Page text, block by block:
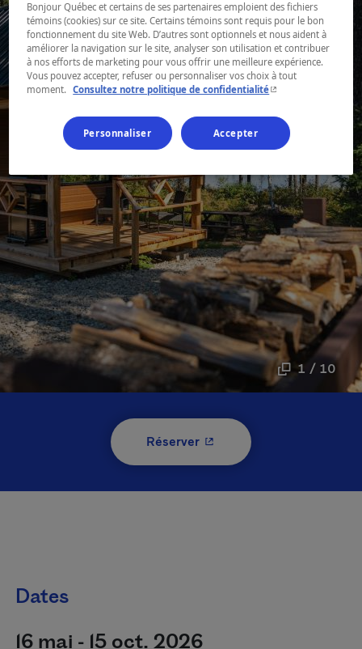
1 / 10
Réserver- Cet hyperlien s'ouvrira
Dates
16 mai - 15 oct. 2026
Bonjour Québec et certains de ses partenaires emploient des fichiers
témoins (cookies) sur ce site. Certains témoins sont requis pour le bon
fonctionnement du site Web. D’autres sont optionnels et nous aident à
améliorer la navigation sur le site, analyser son utilisation et contribuer
à nos efforts de marketing pour vous offrir une meilleure expérience.
Vous pouvez accepter, refuser ou personnaliser vos choix à tout
moment. Consultez notre politique de confidentialité- Cet hyperlien
Personnaliser Accepter